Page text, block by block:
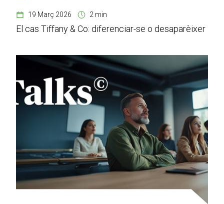
19 Març 2026 2 min
El cas Tiffany & Co: diferenciar-se o desaparèixer